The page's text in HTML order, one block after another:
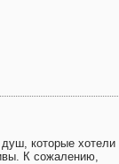
которые хотели
К сожалению,